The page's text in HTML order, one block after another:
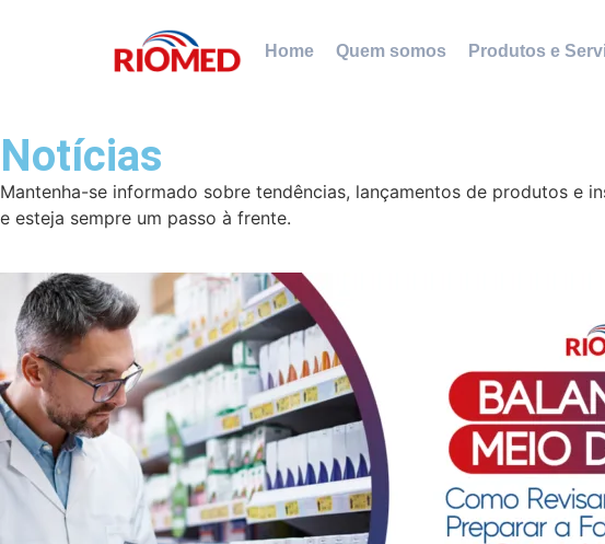
Home Quem somos Produtos e
Notícias
Mantenha-se informado sobre tendências, lançamentos de produtos
e esteja sempre um passo à frente.